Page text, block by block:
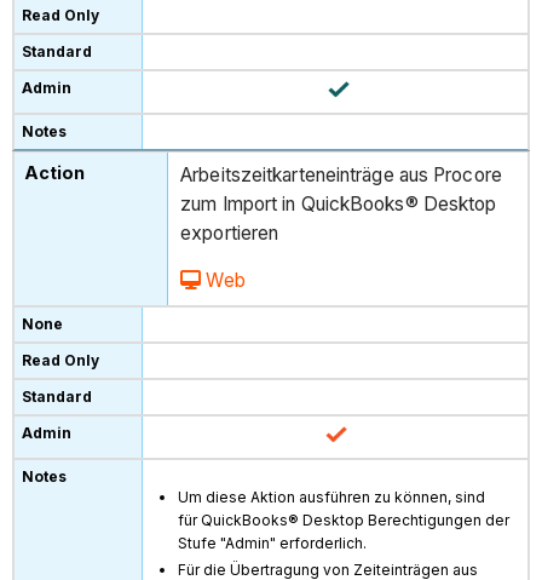
Arbeitszeitkarteneinträge aus Procore
zum Import in QuickBooks® Desktop
exportieren
Web
Um diese Aktion ausführen zu können, sind
für QuickBooks® Desktop Berechtigungen der
Stufe "Admin" erforderlich.
Für die Übertragung von Zeiteinträgen aus